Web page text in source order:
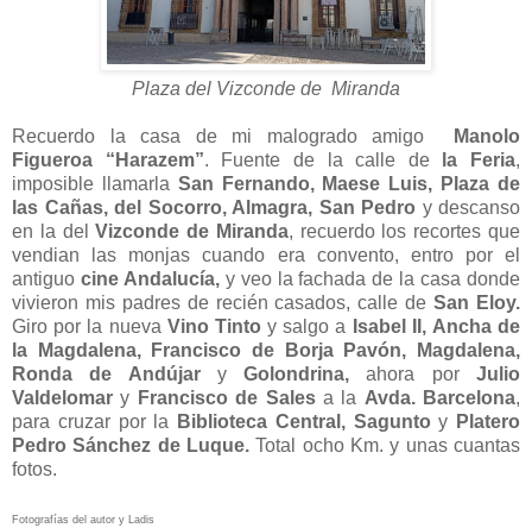
Plaza del Vizconde de Miranda
Recuerdo la casa de mi malogrado amigo
Manolo
Figueroa “Harazem”. Fuente de la calle de la Feria,
imposible llamarla San Fernando, Maese Luis, Plaza de
las Cañas, del Socorro, Almagra, San Pedro y descanso
en la delVizconde de Miranda, recuerdo los recortes que
vendian las monjas cuando era convento, entro por el
antiguo cine Andalucía,y veo la fachada de la casa donde
vivieron mis padres de recién casados, calle deSan Eloy.
Giro por la nueva Vino Tinto y salgo a Isabel II, Ancha de
la Magdalena,
Francisco de Borja Pavón, Magdalena,
Ronda de AndújaryGolondrina, ahora porJulio
Valdelomar y Francisco de Salesa la Avda. Barcelona,
para cruzar por la
Biblioteca Central, Sagunto y Platero
Pedro Sánchez de Luque.Total ocho Km. y unas cuantas
fotos.
Fotografías del autor y Ladis